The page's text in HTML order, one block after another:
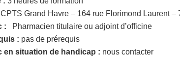
CPTS Grand Havre – 164 rue Florimond Laurent –
:
Pharmacien titulaire ou adjoint d’officine
: pas de prérequis
en situation de handicap : nous contacter